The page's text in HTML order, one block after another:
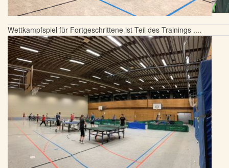
Wettkampfspiel für Fortgeschrittene ist Teil des Trainings ....